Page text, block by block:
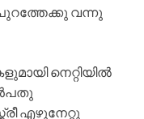
വന്നു
നെറ്റിയിൽ
എഴുനേറ്റു